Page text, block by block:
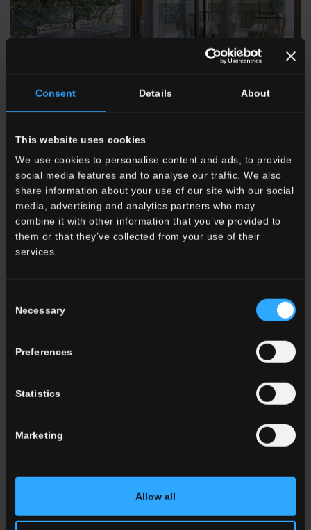
Consent Details About
This website uses cookies
We use cookies to personalise content and ads, to provide
social media features and to analyse our traffic. We also
share information about your use of our site with our social
media, advertising and analytics partners who may
combine it with other information that you’ve provided to
them or that they’ve collected from your use of their
services.
Selection
Necessary
Preferences
Statistics
Marketing
Allow all
Appartamenti, Riccione, Italia
En savoir plus